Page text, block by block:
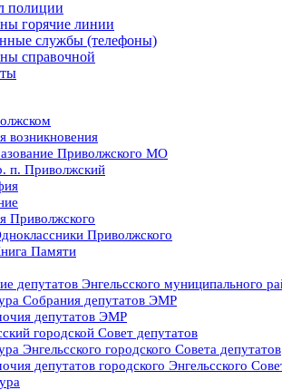
полиции
горячие линии
службы (телефоны)
справочной
возникновения
Приволжского МО
п. Приволжский
Приволжского
Приволжского
Памяти
депутатов Энгельсского муниципального
Собрания депутатов ЭМР
депутатов ЭМР
городской Совет депутатов
Энгельсского городского Совета депутатов
депутатов городского Энгельсского